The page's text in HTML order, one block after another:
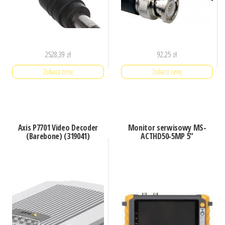
2528,39 zł
Zobacz cenę
92,25 zł
Zobacz cenę
Axis P7701 Video Decoder
(Barebone) (319041)
Monitor serwisowy MS-
ACTHD50-5MP 5”